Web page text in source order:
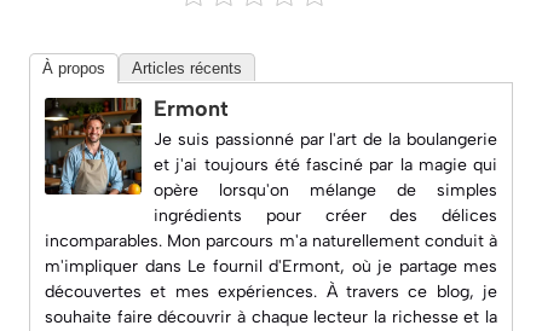
À propos Articles récents
Ermont
Je suis passionné par l'art de la boulangerie
et j'ai toujours été fasciné par la magie qui
opère lorsqu'on mélange de simples
ingrédients pour créer des délices
incomparables. Mon parcours m'a naturellement conduit à
m'impliquer dans Le fournil d'Ermont, où je partage mes
découvertes et mes expériences. À travers ce blog, je
souhaite faire découvrir à chaque lecteur la richesse et la